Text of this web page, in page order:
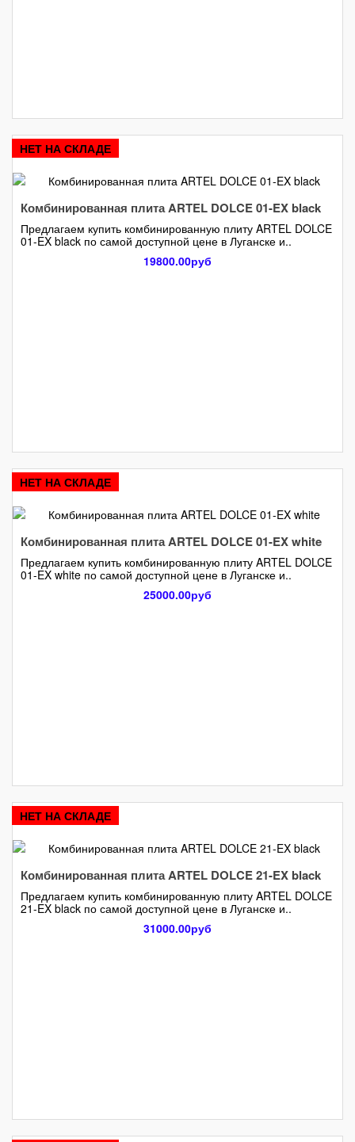
НЕТ НА СКЛАДЕ
Комбинированная плита ARTEL DOLCE 01-EX black
Предлагаем купить комбинированную плиту ARTEL DOLCE
01-EX black по самой доступной цене в Луганске и..
19800.00руб
НЕТ НА СКЛАДЕ
Комбинированная плита ARTEL DOLCE 01-EX white
Предлагаем купить комбинированную плиту ARTEL DOLCE
01-EX white по самой доступной цене в Луганске и..
25000.00руб
НЕТ НА СКЛАДЕ
Комбинированная плита ARTEL DOLCE 21-EX black
Предлагаем купить комбинированную плиту ARTEL DOLCE
21-EX black по самой доступной цене в Луганске и..
31000.00руб